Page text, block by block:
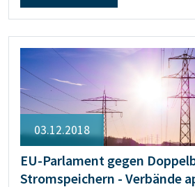
03.12.2018
EU-Parlament gegen
Stromspeichern - Verbände